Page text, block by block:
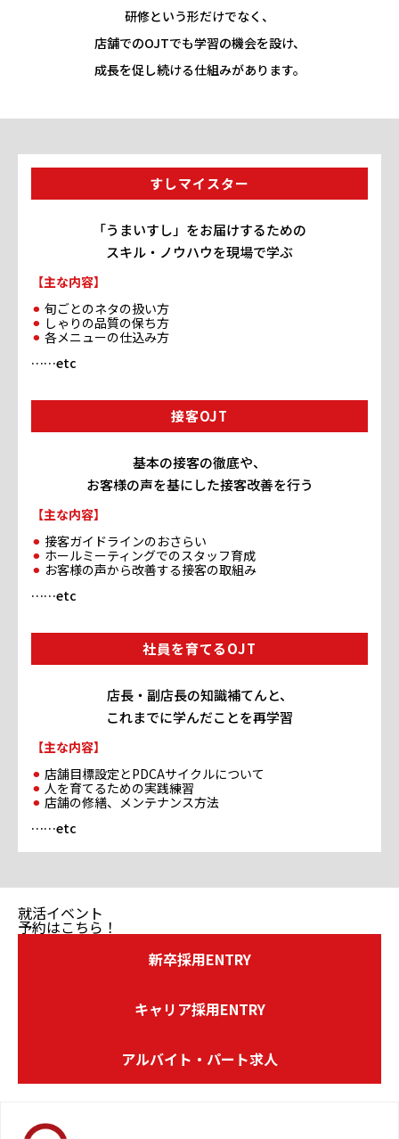
研修という形だけでなく、
店舗でのOJTでも学習の機会を設け、
成長を促し続ける仕組みがあります。
すしマイスター
「うまいすし」をお届けするための
スキル・ノウハウを現場で学ぶ
【主な内容】
旬ごとのネタの扱い方
しゃりの品質の保ち方
各メニューの仕込み方
……etc
接客OJT
基本の接客の徹底や、
お客様の声を基にした接客改善を行う
【主な内容】
接客ガイドラインのおさらい
ホールミーティングでのスタッフ育成
お客様の声から改善する接客の取組み
……etc
社員を育てるOJT
店長・副店長の知識補てんと、
これまでに学んだことを再学習
【主な内容】
店舗目標設定とPDCAサイクルについて
人を育てるための実践練習
店舗の修繕、メンテナンス方法
……etc
新卒採用ENTRY
就活イベント
予約はこちら！
キャリア採用ENTRY
アルバイト・パート求人